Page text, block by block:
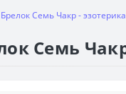
Брелок Семь Чакр -
Семь